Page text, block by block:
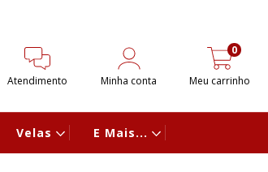
Atendimento Minha conta Meu carrinho
0
Velas E Mais...